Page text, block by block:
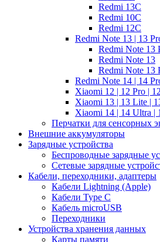
Redmi 13C
Redmi 10C
Redmi 12C
Redmi Note 13 | 13
Redmi Note 13
Redmi Note 13
Redmi Note 13
Redmi Note 14 | 14
Xiaomi 12 | 12 Pro |
Xiaomi 13 | 13 Lite |
Xiaomi 14 | 14 Ultra |
Перчатки для сенсорных
Внешние аккумуляторы
Зарядные устройства
Беспроводные зарядные
Сетевые зарядные
Кабели, переходники, адаптеры
Кабели Lightning (Apple)
Кабели Type C
Кабель microUSB
Переходники
Устройства хранения данных
Карты памяти